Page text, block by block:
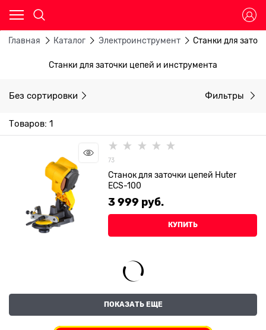
Главная Каталог Электроинструмент Станки для
Станки для заточки цепей и инструмента
Без сортировки Фильтры
Товаров: 1
73
Станок для заточки цепей Huter
ECS-100
3 999 руб.
КУПИТЬ
ПОКАЗАТЬ ЕЩЕ